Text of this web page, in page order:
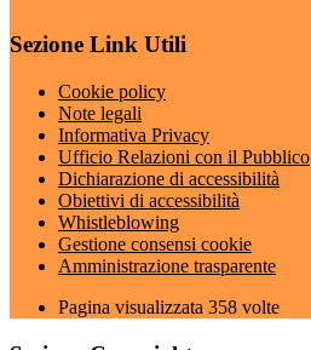
Sezione Link Utili
Cookie policy
Note legali
Informativa Privacy
Ufficio Relazioni con il Pubblico
Dichiarazione di accessibilità
Obiettivi di accessibilità
Whistleblowing
Gestione consensi cookie
Amministrazione trasparente
Pagina visualizzata 358 volte